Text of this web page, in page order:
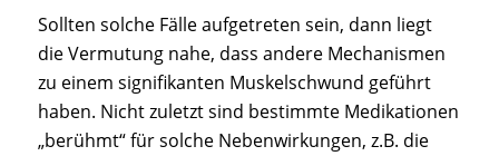
Sollten solche Fälle aufgetreten sein, dann liegt
die Vermutung nahe, dass andere Mechanismen
zu einem signifikanten Muskelschwund geführt
haben. Nicht zuletzt sind bestimmte Medikationen
„berühmt“ für solche Nebenwirkungen, z.B. die